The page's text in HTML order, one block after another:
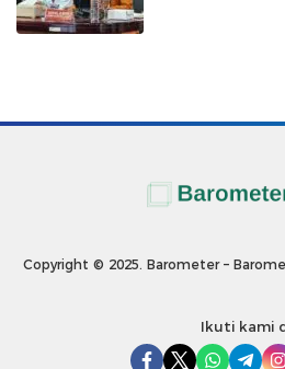
Copyright © 2025. Barometer –
Ikuti kami